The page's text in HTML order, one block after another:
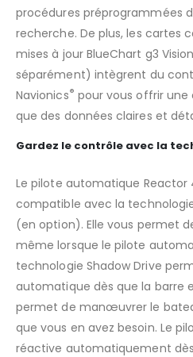
procédures préprogrammées
recherche. De plus, les cartes
mises à jour BlueChart g3
séparément) intègrent du
Navionics® pour vous offrir une
que des données claires et
Gardez le contrôle avec la
Le pilote automatique
compatible avec la
(en option). Elle vous permet
même lorsque le pilote
technologie Shadow Drive
automatique dès que la barre
permet de manœuvrer le
que vous en avez besoin. Le
réactive automatiquement